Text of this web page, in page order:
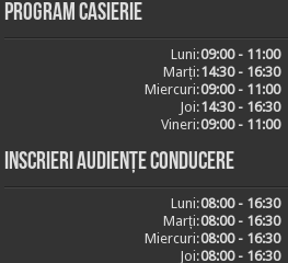
Program casierie
Luni:09:00 - 11:00
Marți:14:30 - 16:30
Miercuri:09:00 - 11:00
Joi:14:30 - 16:30
Vineri:09:00 - 11:00
Inscrieri audiențe conducere
Luni:08:00 - 16:30
Marți:08:00 - 16:30
Miercuri:08:00 - 16:30
Joi:08:00 - 16:30